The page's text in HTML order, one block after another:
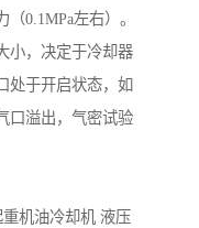
0.1MPa左右）。
小，决定于冷却器
处于开启状态，如
口溢出，气密试验
机油冷却机 液压